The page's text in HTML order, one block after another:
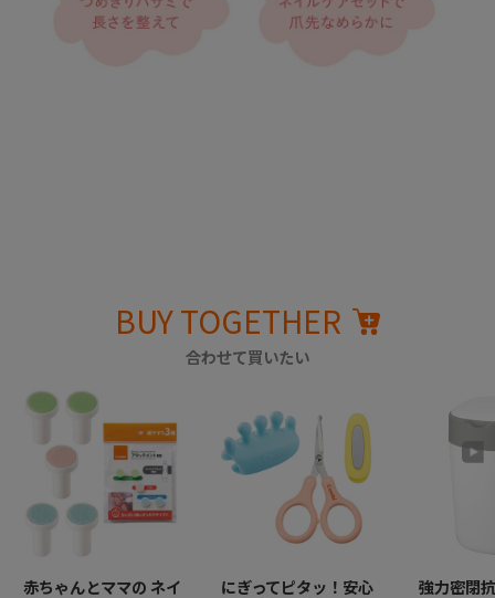
BUY TOGETHER
合わせて買いたい
赤ちゃんとママの ネイ
にぎってピタッ！安心
強力密閉